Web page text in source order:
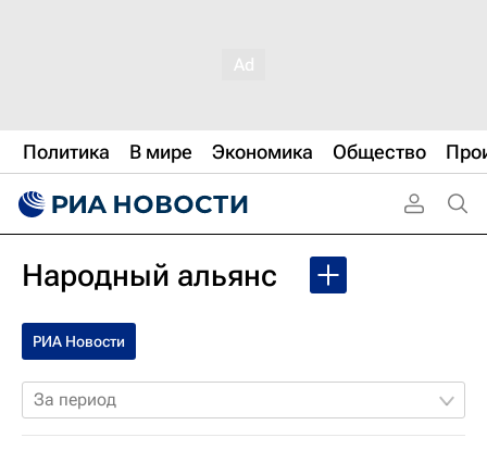
Политика В мире Экономика Общество
Народный альянс
РИА Новости
За период